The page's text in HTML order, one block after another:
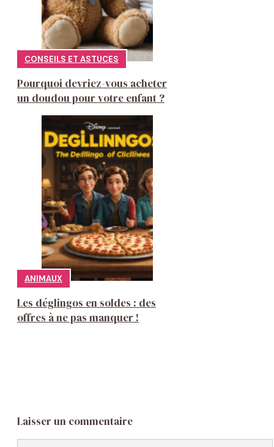
CONSEILS ET ASTUCES
Pourquoi devriez-vous acheter
un doudou pour votre enfant ?
ANIMAUX
Les déglingos en soldes : des
offres à ne pas manquer !
Laisser un commentaire